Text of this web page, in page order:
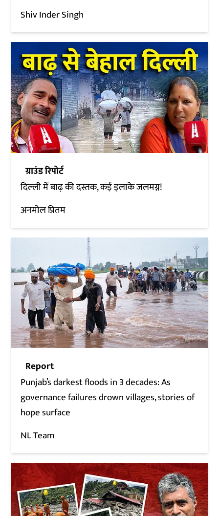
Shiv Inder Singh
ग्राउंड रिपोर्ट
दिल्ली में बाढ़ की दस्तक, कई इलाके जलमग्न!
अनमोल प्रितम
Report
Punjab’s darkest floods in 3 decades: As
governance failures drown villages, stories of
hope surface
NL Team